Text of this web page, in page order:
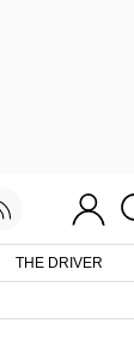
THE DRIVER